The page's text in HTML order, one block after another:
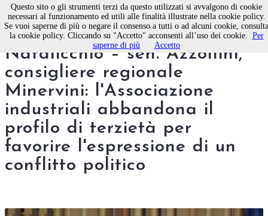
“Scontro” sindaco di Molfetta
Natalicchio – sen. Azzollini,
consigliere regionale
Minervini: l'Associazione
industriali abbandona il
profilo di terzietà per
favorire l'espressione di un
conflitto politico
Questo sito o gli strumenti terzi da questo utilizzati si avvalgono di cookie
necessari al funzionamento ed utili alle finalità illustrate nella cookie policy.
Se vuoi saperne di più o negare il consenso a tutti o ad alcuni cookie, consulta
la cookie policy. Cliccando su "Accetto" acconsenti all’uso dei cookie. Per
saperne di più
Accetto